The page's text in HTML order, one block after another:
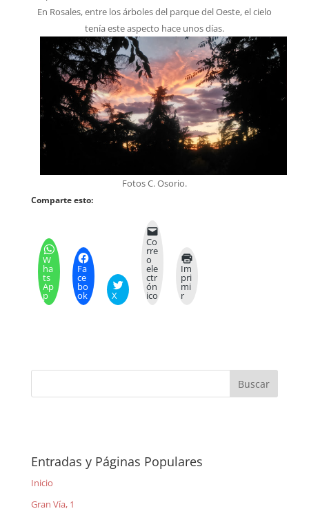
En Rosales, entre los árboles del parque del Oeste, el cielo
tenía este aspecto hace unos días.
Fotos C. Osorio.
Comparte esto:
W
ha
ts
Ap
p
Fa
ce
bo
ok X
Co
rre
o
ele
ctr
ón
ico
Im
pri
mi
r
Entradas y Páginas Populares
Inicio
Gran Vía, 1